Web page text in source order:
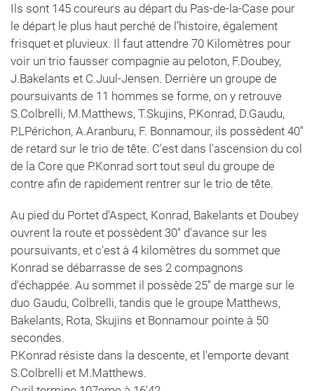
Ils sont 145 coureurs au départ du Pas-de-la-Case pour
le départ le plus haut perché de l’histoire, également
frisquet et pluvieux. Il faut attendre 70 Kilomètres pour
voir un trio fausser compagnie au peloton, F.Doubey,
J.Bakelants et C.Juul-Jensen. Derrière un groupe de
poursuivants de 11 hommes se forme, on y retrouve
S.Colbrelli, M.Matthews, T.Skujins, P.Konrad, D.Gaudu,
P.LPérichon, A.Aranburu, F. Bonnamour, ils possèdent 40''
de retard sur le trio de tête. C'est dans l'ascension du col
de la Core que P.Konrad sort tout seul du groupe de
contre afin de rapidement rentrer sur le trio de tête.
Au pied du Portet d'Aspect, Konrad, Bakelants et Doubey
ouvrent la route et possèdent 30'' d'avance sur les
poursuivants, et c'est à 4 kilomètres du sommet que
Konrad se débarrasse de ses 2 compagnons
d'échappée. Au sommet il possède 25'' de marge sur le
duo Gaudu, Colbrelli, tandis que le groupe Matthews,
Bakelants, Rota, Skujins et Bonnamour pointe à 50
secondes.
P.Konrad résiste dans la descente, et l'emporte devant
S.Colbrelli et M.Matthews.